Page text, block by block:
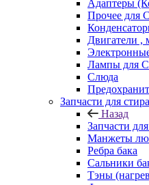
Адаптеры
Прочее для
Двигатели ,
Лампы для
Слюда
Запчасти для
Назад
Запчасти
Манжеты
Ребра бака
Сальники
Тэны